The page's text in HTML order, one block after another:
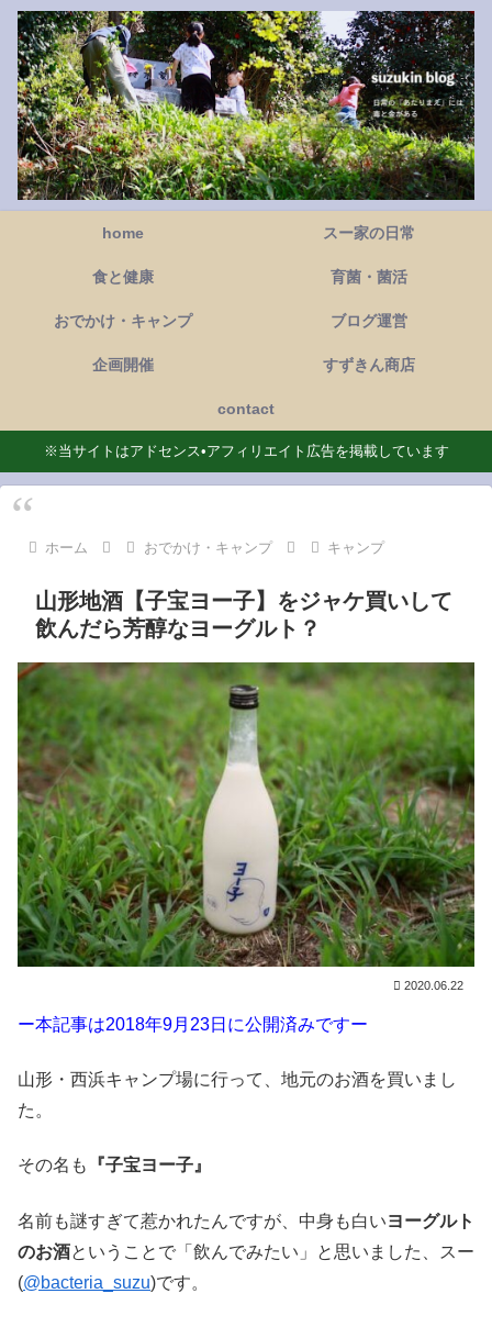
home スー家の日常
食と健康 育菌・菌活
おでかけ・キャンプ ブログ運営
企画開催 すずきん商店
contact
※当サイトはアドセンス•アフィリエイト広告を掲載しています
ホーム おでかけ・キャンプ キャンプ
山形地酒【子宝ヨー子】をジャケ買いして
飲んだら芳醇なヨーグルト？
2020.06.22
ー本記事は2018年9月23日に公開済みですー
山形・西浜キャンプ場に行って、地元のお酒を買いまし
た。
その名も 『子宝ヨー子』
名前も謎すぎて惹かれたんですが、中身も白いヨーグルト
のお酒ということで「飲んでみたい」と思いました、スー
(@bacteria_suzu)です。